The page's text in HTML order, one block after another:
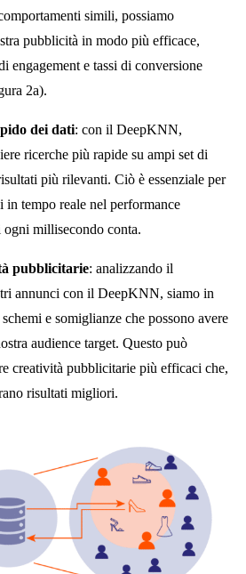
simili, possiamo
pubblicità in modo più efficace,
engagement e tassi di conversione
2a).
dei dati: con il DeepKNN,
ricerche più rapide su ampi set di
più rilevanti. Ciò è essenziale per
in tempo reale nel performance
millisecondo conta.
pubblicitarie: analizzando il
annunci con il DeepKNN, siamo in
e somiglianze che possono avere
audience target. Questo può
creatività pubblicitarie più efficaci che,
risultati migliori.